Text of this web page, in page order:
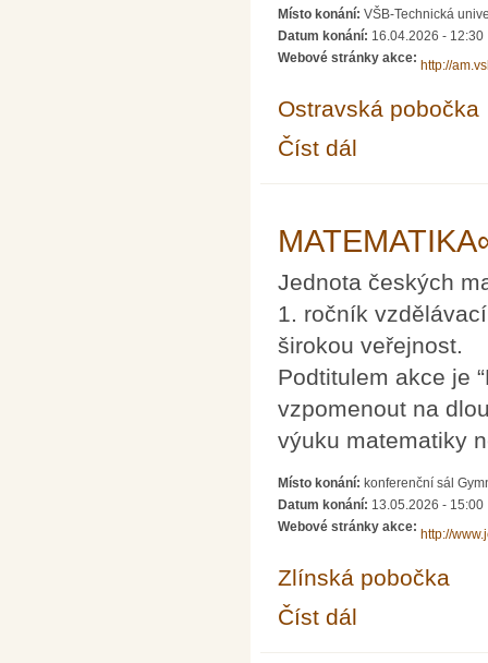
Místo konání: VŠB-Technická
Datum konání: 16.04.2026 - 12:30
Webové stránky akce:
http://
Ostravská pobočka
Číst dál
Jednota českých
1. ročník
širokou veřejnost.
Podtitulem akce je
vzpomenout na
výuku matematiky
Místo konání: konferenční sál
Datum konání: 13.05.2026 - 15:00
Webové stránky akce:
http://
Zlínská pobočka
Číst dál